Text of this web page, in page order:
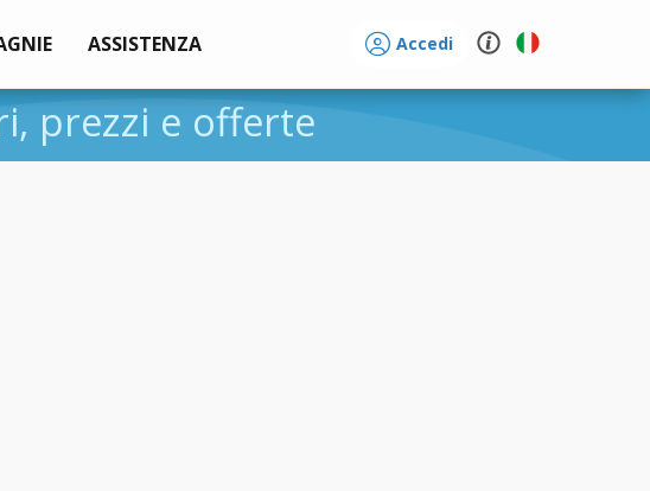
ASSISTENZA Accedi
prezzi e offerte